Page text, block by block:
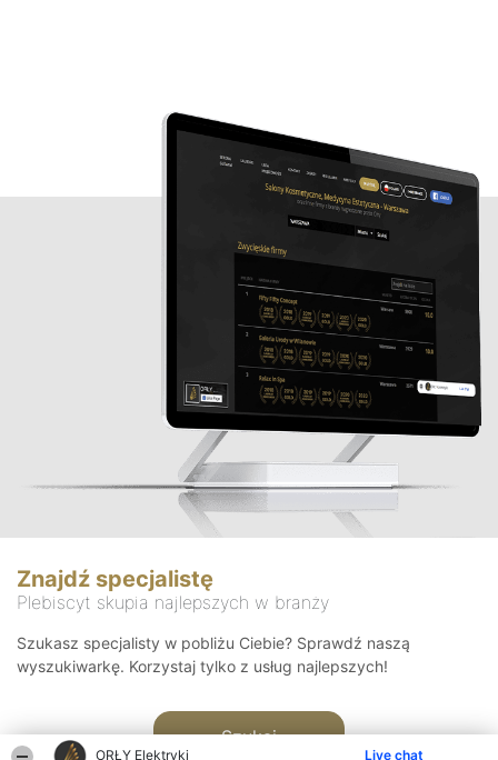
ORŁY Elektryki Live chat
Znajdź specjalistę
Plebiscyt skupia najlepszych w branży
Szukasz specjalisty w pobliżu Ciebie? Sprawdź naszą
wyszukiwarkę. Korzystaj tylko z usług najlepszych!
Szukaj